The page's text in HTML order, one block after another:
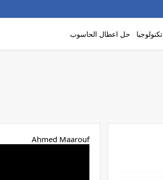
تكنولوجيا حل اعطال الحاسوب
Ahmed Maarouf